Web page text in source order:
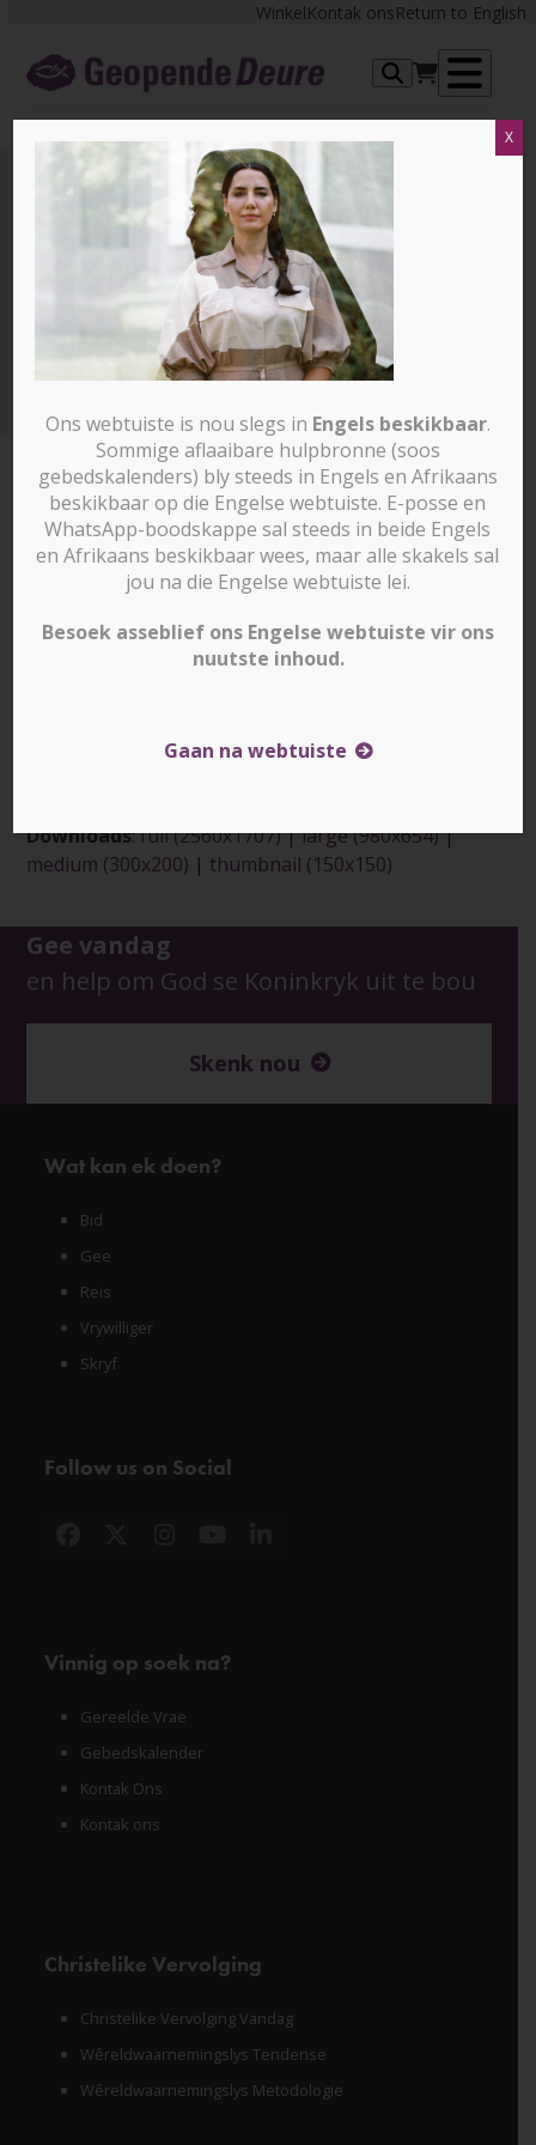
content
WinkelKontak onsReturn to English
IR_Portrait Sahar outside 02
2022_0005302-edit 2
FIN2303 – Vroue
IR_Portrait Sahar outside 02
2022_0005302-edit 2
Downloads:full (2560x1707)|large (980x654)|
medium (300x200) | thumbnail (150x150)
Gee vandag
en help om God se Koninkryk uit te bou
Skenk nou
Wat kan ek doen?
Bid
Gee
Reis
Vrywilliger
Skryf
Follow us on Social
Vinnig op soek na?
Gereelde Vrae
Gebedskalender
Kontak Ons
Kontak ons
Christelike Vervolging
Christelike Vervolging Vandag
Wêreldwaarnemingslys Tendense
Wêreldwaarnemingslys Metodologie
Ons webtuiste is nou slegs in Engels beskikbaar.
Sommige aflaaibare hulpbronne (soos
gebedskalenders) bly steeds in Engels en Afrikaans
beskikbaar op die Engelse webtuiste. E-posse en
WhatsApp-boodskappe sal steeds in beide Engels
en Afrikaans beskikbaar wees, maar alle skakels sal
jou na die Engelse webtuiste lei.
Besoek asseblief ons Engelse webtuiste vir ons
nuutste inhoud.
Gaan na webtuiste
X